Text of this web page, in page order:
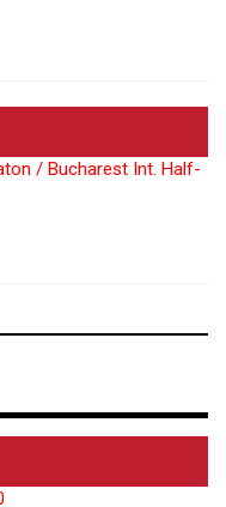
/ Bucharest Int. Half-